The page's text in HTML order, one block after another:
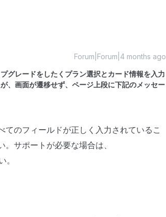
Forum|Forum|4 months ago
グレードをしたくプラン選択とカード情報を入力
、画面が遷移せず、ページ上段に下記のメッセー
てのフィールドが正しく入力されているこ
サポートが必要な場合は、
。